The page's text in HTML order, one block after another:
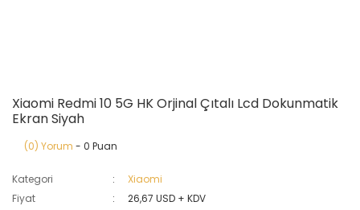
Xiaomi Redmi 10 5G HK Orjinal Çıtalı Lcd Dokunmatik
Ekran Siyah
(0) Yorum - 0 Puan
Kategori
Xiaomi
Fiyat
26,67 USD + KDV